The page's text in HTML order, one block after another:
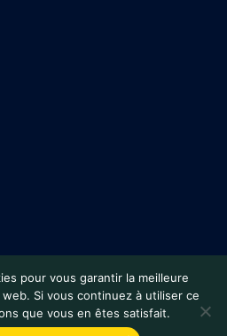
réservés. Site conçu par
pour vous garantir la meilleure
Si vous continuez à utiliser ce
que vous en êtes satisfait.